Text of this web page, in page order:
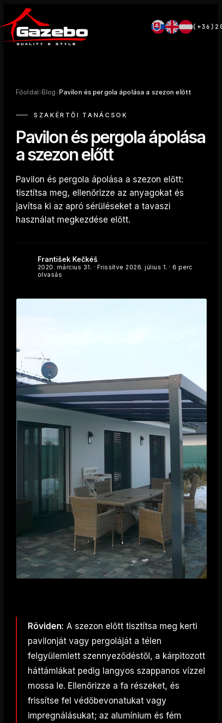
Főoldal›Blog›Pavilon és pergola ápolása a szezon előtt
SZAKÉRTŐI TANÁCSOK
Pavilon és pergola ápolása
a szezon előtt
Pavilon és pergola ápolása a szezon előtt:
tisztítsa meg, ellenőrizze az anyagokat és
javítsa ki az apró sérüléseket a tavaszi
használat megkezdése előtt.
František Kečkéš
2020. március 31. · Frissítve 2026. július 1. · 6 perc
olvasás
Röviden: A szezon előtt tisztítsa meg kerti
pavilonját vagy pergoláját a télen
felgyülemlett szennyeződéstől, a kárpitozott
háttámlákat pedig langyos szappanos vízzel
mossa le. Ellenőrizze a fa részeket, és
frissítse fel védőbevonatukat vagy
impregnálásukat; az alumínium és fém